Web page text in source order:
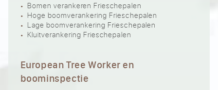
Bomen verankeren Frieschepalen
Hoge boomverankering Frieschepalen
Lage boomverankering Frieschepalen
Kluitverankering Frieschepalen
European Tree Worker en
boominspectie